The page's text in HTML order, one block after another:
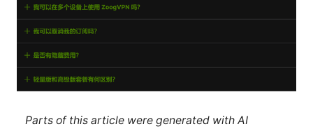
Parts of this article were generated with AI